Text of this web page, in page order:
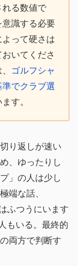
れる数値で
識する必要
って硬さは
いてくださ
ゴルフシャ
でクラブ選
す。
り返しが速い
、ゆったりし
」の人は少し
端な話、
ふつうにいます
もいる。最終的
両方で判断す